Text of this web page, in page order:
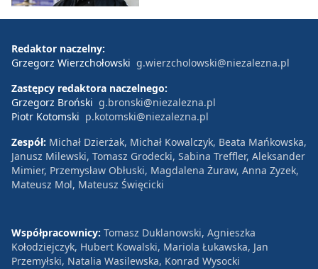
Redaktor naczelny:
Grzegorz Wierzchołowski g.wierzcholowski@niezalezna.pl
Zastępcy redaktora naczelnego:
Grzegorz Broński g.bronski@niezalezna.pl
Piotr Kotomski p.kotomski@niezalezna.pl
Zespół: Michał Dzierżak, Michał Kowalczyk, Beata Mańkowska,
Janusz Milewski, Tomasz Grodecki, Sabina Treffler, Aleksander
Mimier, Przemysław Obłuski, Magdalena Żuraw, Anna Zyzek,
Mateusz Mol, Mateusz Święcicki
Współpracownicy: Tomasz Duklanowski, Agnieszka
Kołodziejczyk, Hubert Kowalski, Mariola Łukawska, Jan
Przemyłski, Natalia Wasilewska, Konrad Wysocki